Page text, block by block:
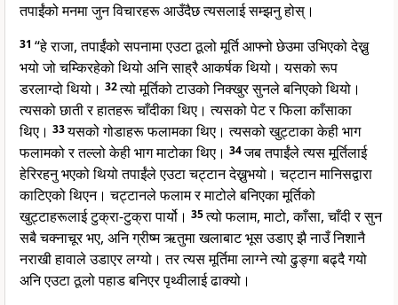
तपाईंको मनमा जुन विचारहरू आउँदैछ त्यसलाई सम्झनु होस्।
31 “हे राजा, तपाईंको सपनामा एउटा ठूलो मूर्ति आफ्नो छेउमा उभिएको देख्नु
भयो जो चम्किरहेको थियो अनि साह्रै आकर्षक थियो। यसको रूप
डरलाग्दो थियो। 32त्यो मूर्तिको टाउको निक्खुर सुनले बनिएको थियो।
त्यसको छाती र हातहरू चाँदीका थिए। त्यसको पेट र फिला काँसाका
थिए। 33यसको गोडाहरू फलामका थिए। त्यसको खुट्टाका केही भाग
फलामको र तल्लो केही भाग माटोका थिए। 34जब तपाईंले त्यस मूर्तिलाई
हेरिरहनु भएको थियो तपाईंले एउटा चट्टान देख्नुभयो। चट्टान मानिसद्वारा
काटिएको थिएन। चट्टानले फलाम र माटोले बनिएका मूर्तिको
खुट्टाहरूलाई टुक्रा-टुक्रा पार्यो। 35त्यो फलाम, माटो, काँसा, चाँदी र सुन
सबै चक्नाचूर भए, अनि ग्रीष्म ऋतुमा खलाबाट भूस उडाए झै नाउँ निशानै
नराखी हावाले उडाएर लग्यो। तर त्यस मूर्तिमा लाग्ने त्यो ढुङ्गा बढ्दै गयो
अनि एउटा ठूलो पहाड बनिएर पृथ्वीलाई ढाक्यो।